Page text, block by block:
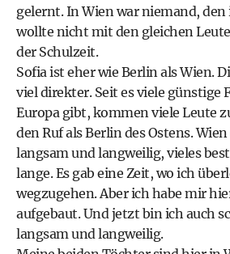
gelernt. In Wien war niemand,
wollte nicht mit den gleichen
der Schulzeit.
Sofia ist eher wie Berlin als Wien.
viel direkter. Seit es viele günstige
Europa gibt, kommen viele Leute
den Ruf als Berlin des Ostens.
langsam und langweilig, vieles
lange. Es gab eine Zeit, wo ich
wegzugehen. Aber ich habe mir
aufgebaut. Und jetzt bin ich auch
langsam und langweilig.